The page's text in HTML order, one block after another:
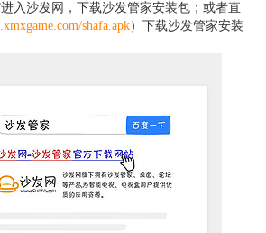
入沙发网，下载沙发管家安装包；或者直
shafa.apk）下载沙发管家安装